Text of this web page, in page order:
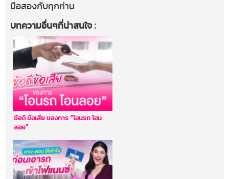
มือสองกับทุกท่าน
บทความอื่นๆที่น่าสนใจ :
ข้อดี ข้อเสีย ของการ “โอนรถ โอน
ลอย”